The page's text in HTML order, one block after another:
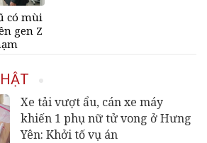
có mùi
gen Z
Xe tải vượt ẩu, cán xe máy
khiến 1 phụ nữ tử vong ở Hưng
Yên: Khởi tố vụ án